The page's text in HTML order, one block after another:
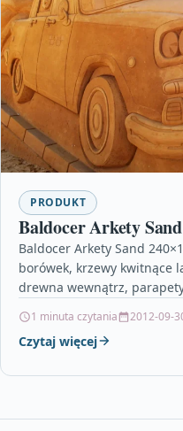
PRODUKT
Baldocer Arkety
Baldocer Arkety Sand
borówek, krzewy kwitnące
drewna wewnątrz,
1 minuta czytania 2012-09-
Czytaj więcej